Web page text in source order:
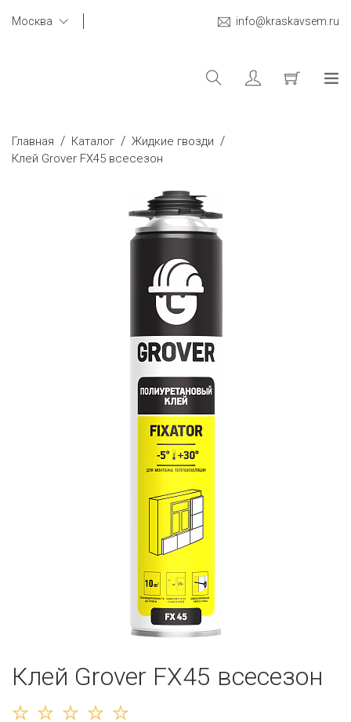
Москва info@kraskavsem.ru
Главная / Каталог / Жидкие гвозди /
Клей Grover FX45 всесезон
Клей Grover FX45 всесезон